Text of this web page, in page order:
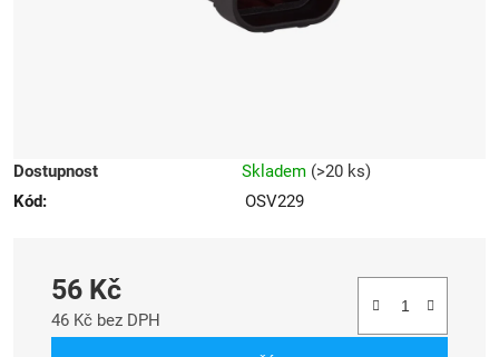
Dostupnost Skladem (>20 ks)
Kód:
OSV229
56 Kč
46 Kč bez DPH